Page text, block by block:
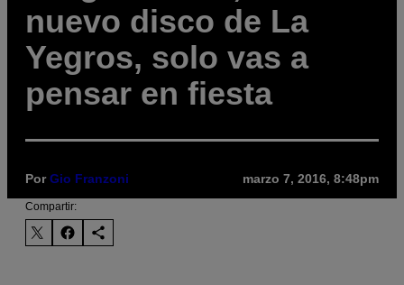
nuevo disco de La
Yegros, solo vas a
pensar en fiesta
PorGio Franzoni marzo 7, 2016, 8:48pm
Compartir: